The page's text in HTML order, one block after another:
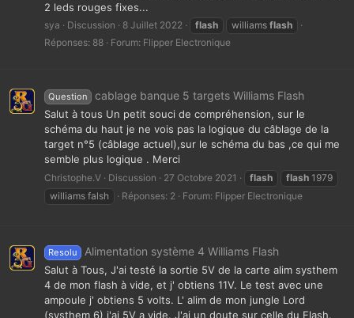
2 leds rouges fixes...
sya Discussion 8 Juillet 2022 flash williams flash
Réponses: 88
Forum: Flipper Electronique
Question cablage banque 5 targets Williams Flash
Salut à tous Un petit souci de compréhension, sur le
schéma du haut je ne vois pas la logique du câblage de la
target n°5 (câblage actuel),sur le schéma du bas ,ce qui me
semble plus logique . Merci
Christophe.V Discussion 27 Octobre 2021 flash flash 1979
williams falsh
Réponses: 2 Forum: Flipper Electronique
Resolu Alimentation système 4 Williams Flash
Salut à Tous, J'ai testé la sortie 5V de la carte alim systhem
4 de mon flash à vide, et j' obtiens 11V. Le test avec une
ampoule j' obtiens 5 volts. L' alim de mon jungle Lord
(systhem 6) j'ai 5V a vide. J'ai un doute sur celle du Flash.